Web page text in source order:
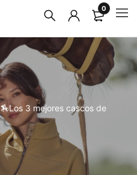
0
🏇Los 3 mejores cascos de